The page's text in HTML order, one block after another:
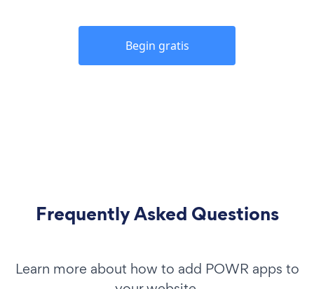
Begin gratis
Frequently Asked Questions
Learn more about how to add POWR apps to